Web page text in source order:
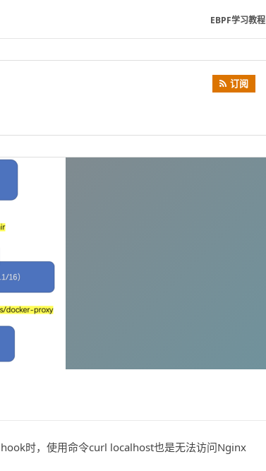
EBPF学习教程
订阅
时，使用命令curl localhost也是无法访问Nginx